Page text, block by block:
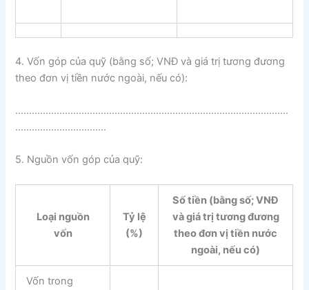
4. Vốn góp của quỹ (bằng số; VNĐ và giá trị tương đương
theo đơn vị tiền nước ngoài, nếu có):
………………………………………………………………………………………
……………………………
5. Nguồn vốn góp của quỹ:
Loại nguồn
vốn
Tỷ lệ
(%)
Số tiền (bằng số; VNĐ
và giá trị tương đương
theo đơn vị tiền nước
ngoài, nếu có)
Vốn trong